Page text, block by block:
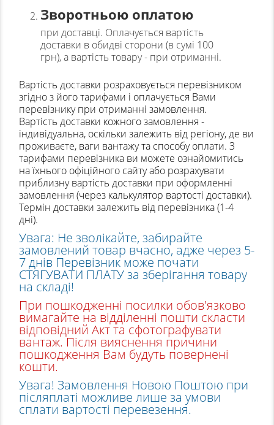
Відправити
Повідомити
(095) 706-69-33 (Viber, Telegram)
(067) 863-50-24
(093) 107-55-85
Передзвоніть мені
Зворотньою оплатою
при доставці. Оплачується вартість
доставки в обидві сторони (в сумі 100
грн), а вартість товару - при отриманні.
Вартість доставки розраховується перевізником
згідно з його тарифами і оплачується Вами
перевізнику при отриманні замовлення.
Вартість доставки кожного замовлення -
індивідуальна, оскільки залежить від регіону, де ви
проживаєте, ваги вантажу та способу оплати. З
тарифами перевізника ви можете ознайомитись
на їхнього офіційного сайту або розрахувати
приблизну вартість доставки при оформленні
замовлення (через калькулятор вартості доставки).
Термін доставки залежить від перевізника (1-4
дні).
Увага: Не зволікайте, забирайте
замовлений товар вчасно, адже через 5-
7 днів Перевізник може почати
СТЯГУВАТИ ПЛАТУ за зберігання товару
на складі!
При пошкодженні посилки обов'язково
вимагайте на відділенні пошти скласти
відповідний Акт та сфотографувати
вантаж. Після вияснення причини
пошкодження Вам будуть повернені
кошти.
Увага! Замовлення Новою Поштою при
післяплаті можливе лише за умови
сплати вартості перевезення.